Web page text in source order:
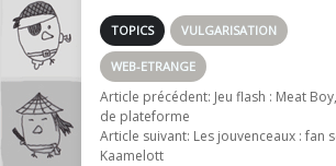
TOPICS VULGARISATION
WEB-ETRANGE
Article précédent: Jeu flash : Meat
de plateforme
Article suivant: Les jouvenceaux : fan
Kaamelott